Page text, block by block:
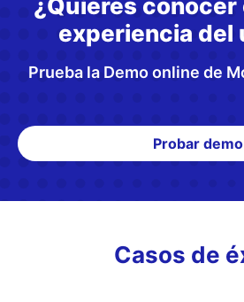
¿Quieres conocer
experiencia del
Prueba la Demo online de
Probar demo
Casos de